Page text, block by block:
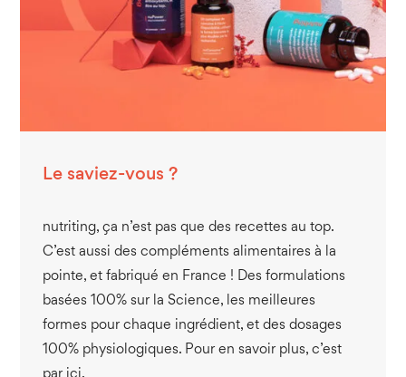
Le saviez-vous ?
nutriting, ça n’est pas que des recettes au top.
C’est aussi des compléments alimentaires à la
pointe, et fabriqué en France ! Des formulations
basées 100% sur la Science, les meilleures
formes pour chaque ingrédient, et des dosages
100% physiologiques. Pour en savoir plus, c’est